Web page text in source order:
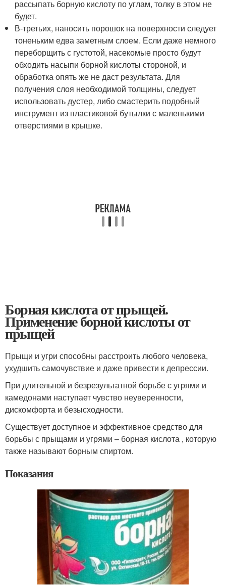
рассыпать борную кислоту по углам, толку в этом не
будет.
В-третьих, наносить порошок на поверхности следует
тоненьким едва заметным слоем. Если даже немного
переборщить с густотой, насекомые просто будут
обходить насыпи борной кислоты стороной, и
обработка опять же не даст результата. Для
получения слоя необходимой толщины, следует
использовать дустер, либо смастерить подобный
инструмент из пластиковой бутылки с маленькими
отверстиями в крышке.
Борная кислота от прыщей.
Применение борной кислоты от
прыщей
Прыщи и угри способны расстроить любого человека,
ухудшить самочувствие и даже привести к депрессии.
При длительной и безрезультатной борьбе с угрями и
камедонами наступает чувство неуверенности,
дискомфорта и безысходности.
Существует доступное и эффективное средство для
борьбы с прыщами и угрями – борная кислота , которую
также называют борным спиртом.
Показания